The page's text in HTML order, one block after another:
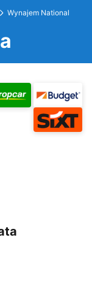
Wynajem National